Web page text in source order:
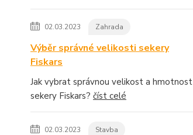
02.03.2023 Zahrada
Výběr správné velikosti sekery
Fiskars
Jak vybrat správnou velikost a hmotnost
sekery Fiskars? číst celé
02.03.2023 Stavba